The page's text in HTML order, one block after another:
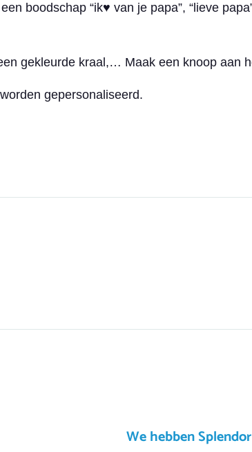
boodschap “ik♥ van je papa”, “lieve
gekleurde kraal,… Maak een knoop aan
gepersonaliseerd.
We hebben